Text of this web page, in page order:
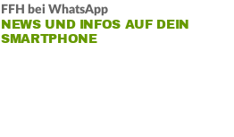
FFH bei WhatsApp
NEWS UND INFOS AUF DEIN
SMARTPHONE